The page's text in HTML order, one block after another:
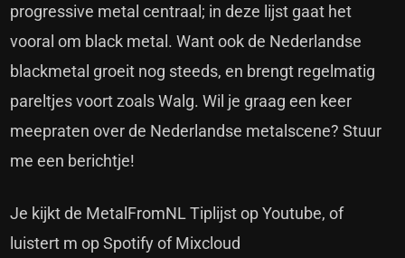
progressive metal centraal; in deze lijst gaat het
vooral om black metal. Want ook de Nederlandse
blackmetal groeit nog steeds, en brengt regelmatig
pareltjes voort zoals Walg. Wil je graag een keer
meepraten over de Nederlandse metalscene? Stuur
me een berichtje!
Je kijkt de MetalFromNL Tiplijst op Youtube, of
luistert m op Spotify of Mixcloud